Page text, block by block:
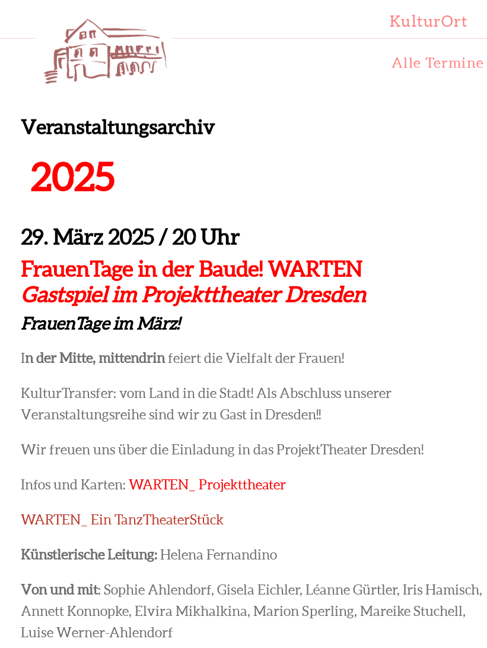
KulturOrt
Alle Termine
Veranstaltungsarchiv
2025
29. März 2025 / 20 Uhr
FrauenTage in der Baude! WARTEN
Gastspiel im Projekttheater Dresden
FrauenTage im März!
In der Mitte, mittendrinfeiert die Vielfalt der Frauen!
KulturTransfer: vom Land in die Stadt! Als Abschluss unserer
Veranstaltungsreihe sind wir zu Gast in Dresden!!
Wir freuen uns über die Einladung in das ProjektTheater Dresden!
Infos und Karten: WARTEN_ Projekttheater
WARTEN_ Ein TanzTheaterStück
Künstlerische Leitung:Helena Fernandino
Von und mit: Sophie Ahlendorf, Gisela Eichler, Léanne Gürtler, Iris Hamisch,
Annett Konnopke, Elvira Mikhalkina, Marion Sperling, Mareike Stuchell,
Luise Werner-Ahlendorf